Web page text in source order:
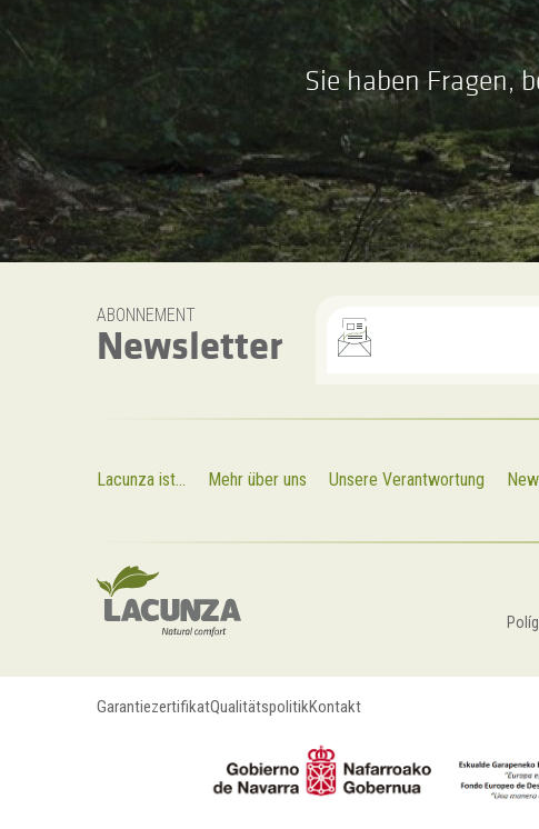
Sie haben Fragen,
ABONNEMENT
Newsletter
Lacunza ist... Mehr über uns Unsere Verantwortung
GarantiezertifikatQualitätspolitikKontakt